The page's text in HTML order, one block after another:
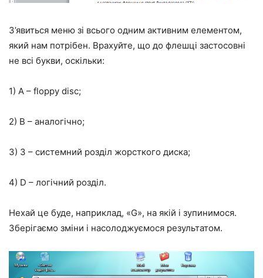
З’явиться меню зі всього одним активним елементом,
який нам потрібен. Врахуйте, що до флешці застосовні
не всі букви, оскільки:
1) А – floppy disc;
2) B – аналогічно;
3) З – системний розділ жорсткого диска;
4) D – логічний розділ.
Нехай це буде, наприклад, «G», на якій і зупинимося.
Зберігаємо зміни і насолоджуємося результатом.